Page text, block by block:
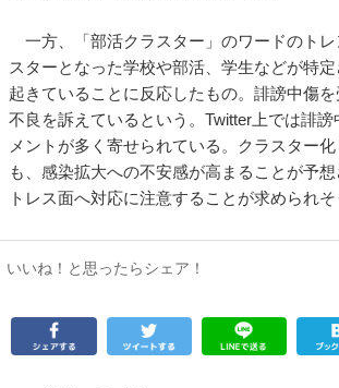
一方、「部活クラスター」のワードのトレ
スターとなった学校や部活、学生などが特
起きていることに反応したもの。誹謗中傷
不良を訴えているという。Twitter上では誹謗
メントが多く寄せられている。クラスター
も、感染拡大への不安感が高まることが予
トレス面へ対応に注意することが求められそ
いいね！と思ったらシェア！